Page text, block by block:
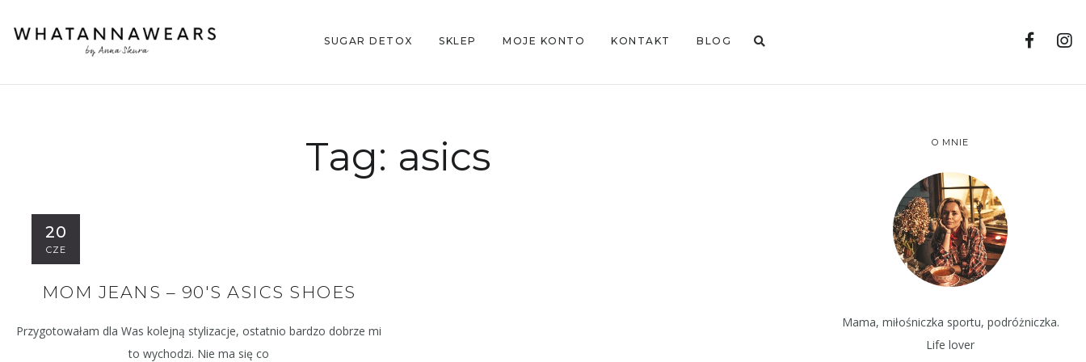
SUGAR DETOX SKLEP MOJE KONTO KONTAKT BLOG
Tag: asics
20
CZE
MOM JEANS – 90'S ASICS SHOES
Przygotowałam dla Was kolejną stylizacje, ostatnio bardzo dobrze mi
to wychodzi. Nie ma się co
O MNIE
Mama, miłośniczka sportu, podróżniczka.
Life lover